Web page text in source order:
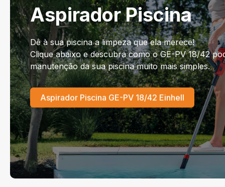
Aspirador Piscina
Dê à sua piscina a limpeza que ela merece!
Clique abaixo e descubra como o GE-PV 18/42
manutenção da sua piscina muito mais simples.
Aspirador Piscina GE-PV 18/42 Einhell